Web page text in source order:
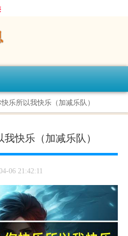
乐所以我快乐（加减乐队）
快乐（加减乐队）
06 21:42:11